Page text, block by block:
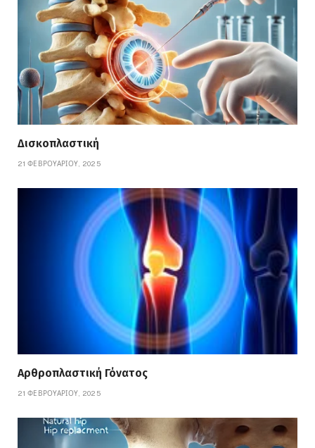
Δισκοπλαστική
21 ΦΕΒΡΟΥΑΡΊΟΥ, 2025
Αρθροπλαστική Γόνατος
21 ΦΕΒΡΟΥΑΡΊΟΥ, 2025